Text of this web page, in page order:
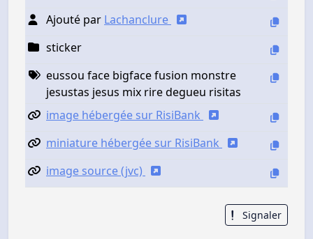
Ajouté par Lachanclure
sticker
eussou face bigface fusion monstre
jesustas jesus mix rire degueu risitas
image hébergée sur RisiBank
miniature hébergée sur RisiBank
image source (jvc)
Signaler